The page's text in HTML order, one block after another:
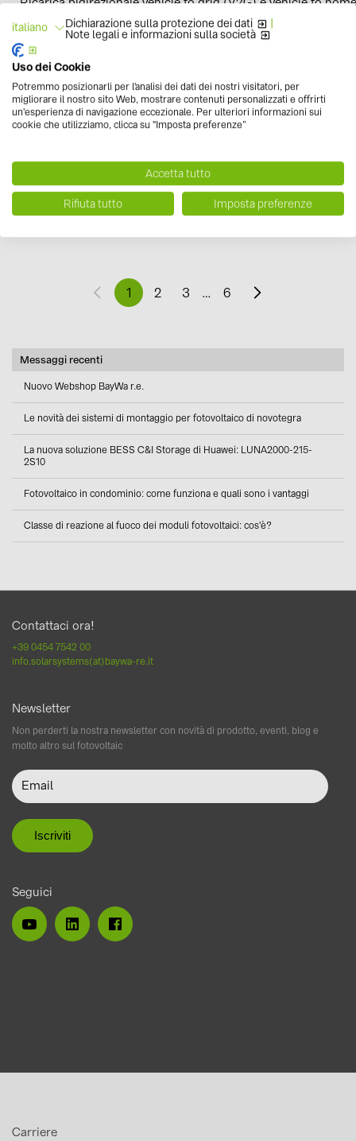
Pubblicato
3 novembre, 2021 Categoria
E-Mobility
Stanziati altri 20 milioni di euro di incentivi per il
1 2 3 … 6
Messaggi recenti
Nuovo Webshop BayWa r.e.
Le novità dei sistemi di montaggio per fotovoltaico di novotegra
La nuova soluzione BESS C&I Storage di Huawei: LUNA2000-215-
2S10
Fotovoltaico in condominio: come funziona e quali sono i vantaggi
Classe di reazione al fuoco dei moduli fotovoltaici: cos'è?
Contattaci ora!
+39 0454 7542 00
info.solarsystems(at)baywa-re.it
Newsletter
Non perderti la nostra newsletter con novità di prodotto, eventi, blog e
molto altro sul fotovoltaic
Seguici
Carriere
italiano Dichiarazione sulla protezione dei dati |
Note legali e informazioni sulla società
Uso dei Cookie
Potremmo posizionarli per l'analisi dei dati dei nostri visitatori, per
migliorare il nostro sito Web, mostrare contenuti personalizzati e offrirti
un'esperienza di navigazione eccezionale. Per ulteriori informazioni sui
cookie che utilizziamo, clicca su "Imposta preferenze”
Accetta tutto
Rifiuta tutto Imposta preferenze